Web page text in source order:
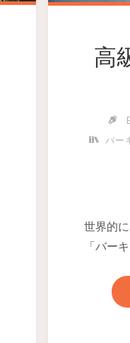
高
バー
世界的
「バー